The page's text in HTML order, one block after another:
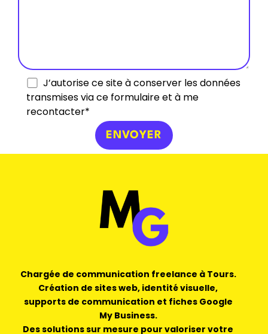
J’autorise ce site à conserver les données
transmises via ce formulaire et à me
recontacter*
Chargée de communication freelance à Tours.
Création de sites web, identité visuelle,
supports de communication et fiches Google
My Business.
Des solutions sur mesure pour valoriser votre